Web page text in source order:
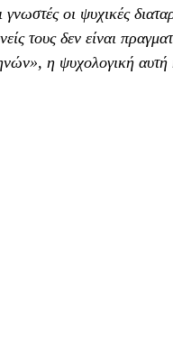
γνωστές οι ψυχικές
τους δεν είναι
η ψυχολογική αυτή